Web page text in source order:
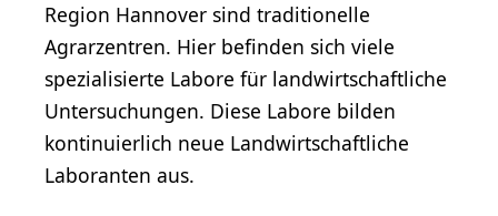
Region Hannover sind traditionelle
Agrarzentren. Hier befinden sich viele
spezialisierte Labore für landwirtschaftliche
Untersuchungen. Diese Labore bilden
kontinuierlich neue Landwirtschaftliche
Laboranten aus.